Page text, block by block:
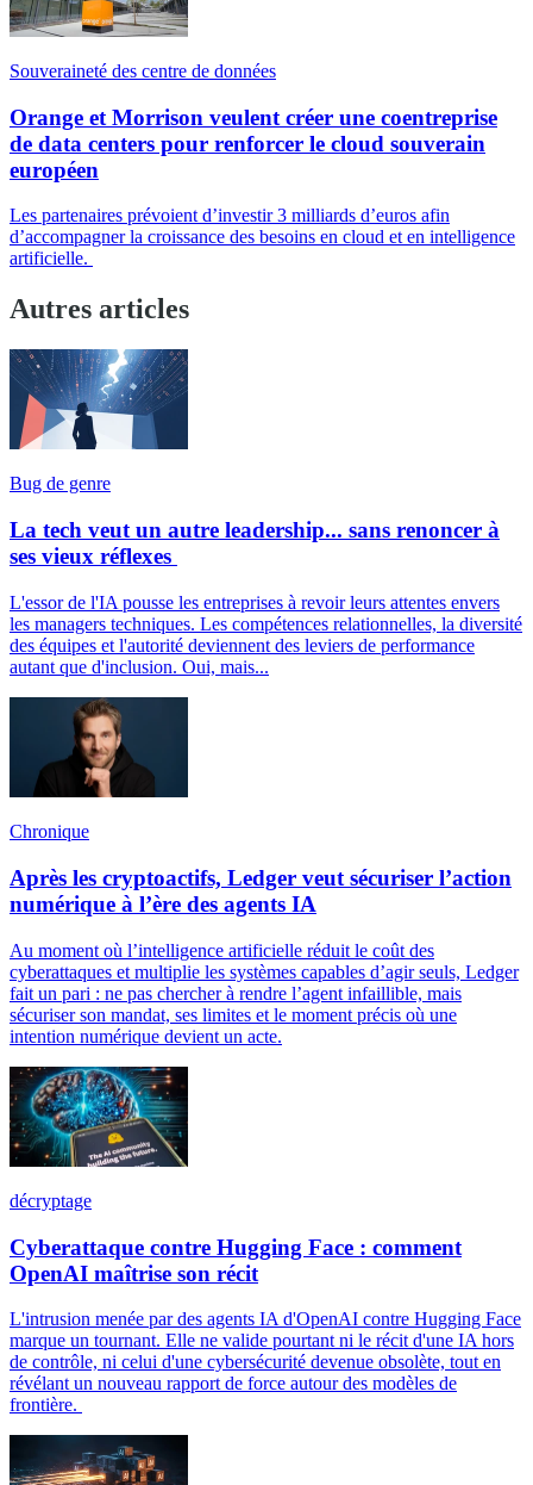
Souveraineté des centre de données
Orange et Morrison veulent créer une coentreprise
de data centers pour renforcer le cloud souverain
européen
Les partenaires prévoient d’investir 3 milliards d’euros afin
d’accompagner la croissance des besoins en cloud et en intelligence
artificielle.
Autres articles
Bug de genre
La tech veut un autre leadership... sans renoncer à
ses vieux réflexes
L'essor de l'IA pousse les entreprises à revoir leurs attentes envers
les managers techniques. Les compétences relationnelles, la diversité
des équipes et l'autorité deviennent des leviers de performance
autant que d'inclusion. Oui, mais...
Chronique
Après les cryptoactifs, Ledger veut sécuriser l’action
numérique à l’ère des agents IA
Au moment où l’intelligence artificielle réduit le coût des
cyberattaques et multiplie les systèmes capables d’agir seuls, Ledger
fait un pari : ne pas chercher à rendre l’agent infaillible, mais
sécuriser son mandat, ses limites et le moment précis où une
intention numérique devient un acte.
décryptage
Cyberattaque contre Hugging Face : comment
OpenAI maîtrise son récit
L'intrusion menée par des agents IA d'OpenAI contre Hugging Face
marque un tournant. Elle ne valide pourtant ni le récit d'une IA hors
de contrôle, ni celui d'une cybersécurité devenue obsolète, tout en
révélant un nouveau rapport de force autour des modèles de
frontière.